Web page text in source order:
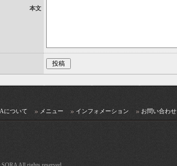
本文
について メニュー インフォメーション お問い合わせ